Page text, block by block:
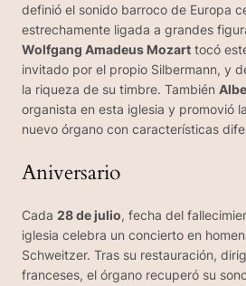
definió el sonido barroco de Europa
estrechamente ligada a grandes
Wolfgang Amadeus Mozart tocó
invitado por el propio Silbermann, y
la riqueza de su timbre. También
organista en esta iglesia y promovió
nuevo órgano con características
Aniversario
Cada 28 de julio, fecha del
iglesia celebra un concierto en
Schweitzer. Tras su restauración,
franceses, el órgano recuperó su